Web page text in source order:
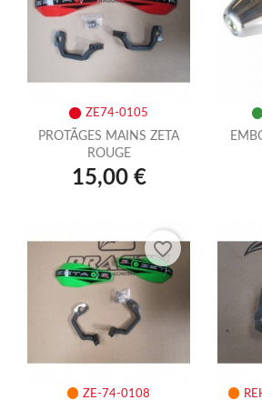
ZE74-0105
PROTÃGES MAINS ZETA
ROUGE
15,00 €
ZE-74-0108
favorite_border